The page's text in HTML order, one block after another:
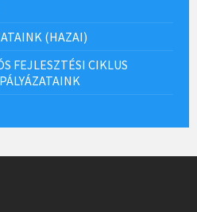
(HAZAI)
FEJLESZTÉSI CIKLUS